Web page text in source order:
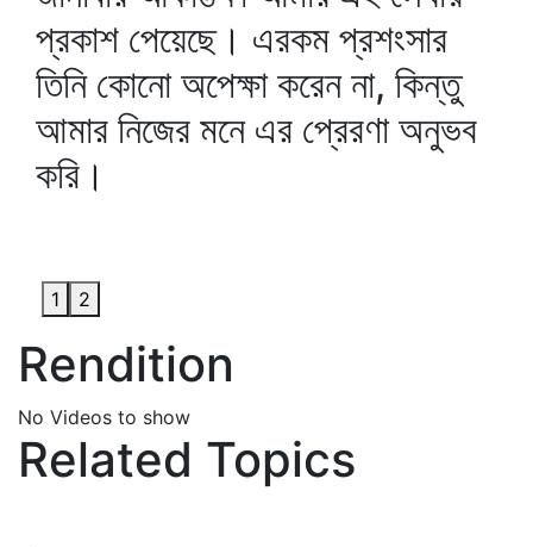
প্রকাশ পেয়েছে। এরকম প্রশংসার
তিনি কোনো অপেক্ষা করেন না, কিন্তু
আমার নিজের মনে এর প্রেরণা অনুভব
করি।
1 2
Rendition
No Videos to show
Related Topics